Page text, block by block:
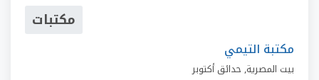
مكتبات
مكتبة التيمي
بيت المصرية, حدائق أكتوبر